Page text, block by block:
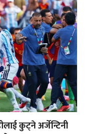
कुट्ने अर्जेन्टिनी